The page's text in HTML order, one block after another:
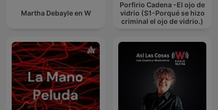
Martha Debayle en W
Porfirio Cadena -El ojo de
vidrio (S1-Porqué se hizo
criminal el ojo de vidrio.)